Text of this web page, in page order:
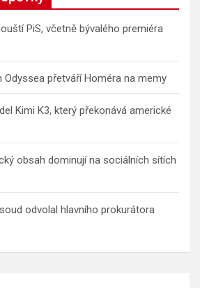
PiS, včetně bývalého premiéra
Odyssea přetváří Homéra na memy
Kimi K3, který překonává americké
obsah dominují na sociálních sítích
odvolal hlavního prokurátora